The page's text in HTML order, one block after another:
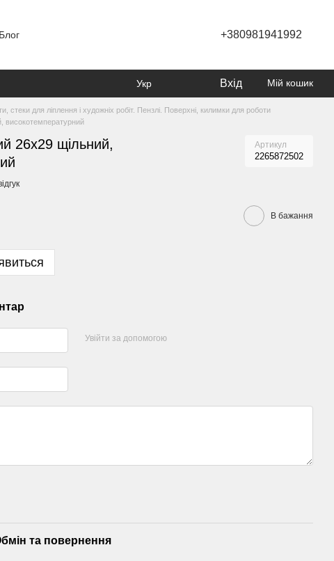
Блог +380981941992
Укр Вхід Мій кошик
стеки для ліплення і художніх робіт. Пензлі. Поверхні, килимки для роботи
високотемпературний
26х29 щільний,
Артикул
2265872502
В бажання
Увійти за допомогою
та повернення